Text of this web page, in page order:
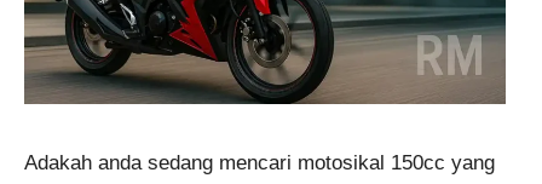
Adakah anda sedang mencari motosikal 150cc yang